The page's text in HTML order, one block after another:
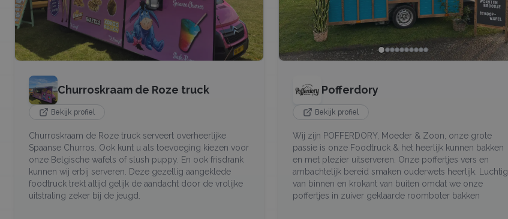
Churroskraam de Roze truck
Bekijk profiel
Churroskraam de Roze truck serveert overheerlijke
Spaanse Churros. Ook kunt u als toevoeging kiezen voor
onze Belgische wafels of slush puppy. En ook frisdrank
kunnen wij erbij serveren. Deze gezellig aangeklede
foodtruck trekt altijd gelijk de aandacht door de vrolijke
uitstraling zeker bij de jeugd.
Pofferdory
Bekijk profiel
Wij zijn POFFERDORY, Moeder & Zoon, onze grote
passie is onze Foodtruck & het heerlijk kunnen bakken
en met plezier uitserveren. Onze poffertjes vers en
ambachtelijk bereid smaken ouderwets heerlijk. Luchtig
van binnen en krokant van buiten omdat we onze
poffertjes in zuiver geklaarde roomboter bakken